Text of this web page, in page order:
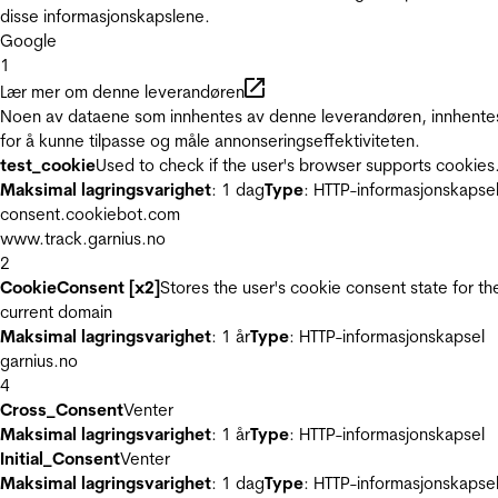
disse informasjonskapslene.
Google
1
Lær mer om denne leverandøren
Noen av dataene som innhentes av denne leverandøren,
for å kunne tilpasse og måle annonseringseffektiviteten.
test_cookieUsed to check if the user's browser supports
Maksimal lagringsvarighet: 1 dagType: HTTP-informasjonskapsel
consent.cookiebot.com
www.track.garnius.no
2
CookieConsent [x2]Stores the user's cookie consent state for
current domain
Maksimal lagringsvarighet: 1 årType: HTTP-informasjonskapsel
garnius.no
4
Cross_ConsentVenter
Maksimal lagringsvarighet: 1 årType: HTTP-informasjonskapsel
Initial_ConsentVenter
Maksimal lagringsvarighet: 1 dagType: HTTP-informasjonskapsel